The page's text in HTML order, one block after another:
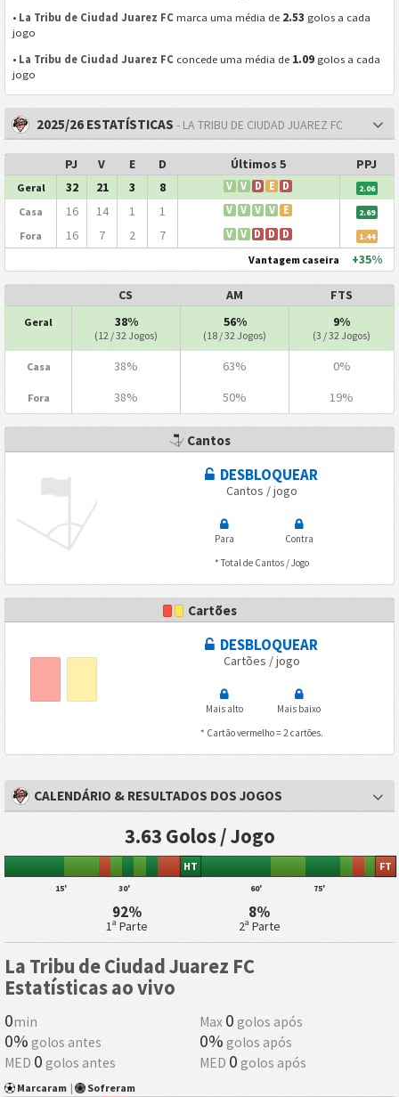
• La Tribu de Ciudad Juarez FC marca uma média de 2.53 golos a cada
jogo
• La Tribu de Ciudad Juarez FC concede uma média de 1.09 golos a cada
jogo
2025/26 ESTATÍSTICAS - LA TRIBU DE CIUDAD JUAREZ FC
PJ V E D Últimos 5 PPJ
Geral 32 21 3 8 V V D E D 2.06
Casa 16 14 1 1 V V V V E 2.69
Fora 16 7 2 7 V V D D D 1.44
Vantagem caseira +35%
CS AM FTS
Geral 38%
(12 / 32 Jogos)
56%
(18 / 32 Jogos)
9%
(3 / 32 Jogos)
Casa 38% 63% 0%
Fora 38% 50% 19%
Cantos
DESBLOQUEAR
Cantos / jogo
Para
Contra
* Total de Cantos / Jogo
Cartões
DESBLOQUEAR
Cartões / jogo
Mais alto
Mais baixo
* Cartão vermelho = 2 cartões.
CALENDÁRIO & RESULTADOS DOS JOGOS
3.63 Golos / Jogo
15' 30'
HT
60' 75'
FT
92%
1ª Parte
8%
2ª Parte
La Tribu de Ciudad Juarez FC
Estatísticas ao vivo
0min Max 0 golos após
0% golos antes 0% golos após
MED 0 golos antes MED 0 golos após
Marcaram | Sofreram